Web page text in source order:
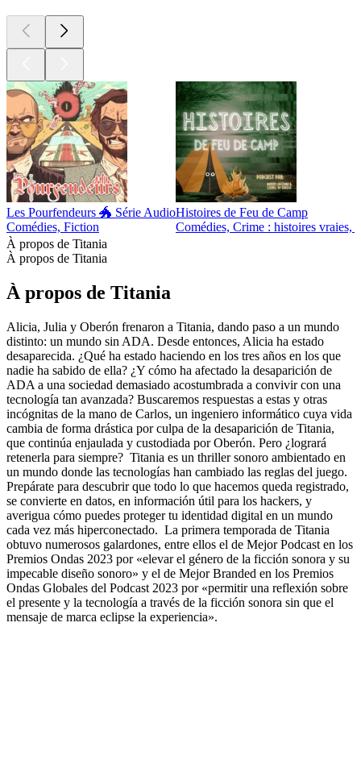
Les Pourfendeurs 🐲 Série Audio
Comédies, Fiction
Histoires de Feu de Camp
Comédies, Crime : histoires vraies,
À propos de Titania
À propos de Titania
À propos de Titania
Alicia, Julia y Oberón frenaron a Titania, dando paso a un mundo
distinto: un mundo sin ADA. Desde entonces, Alicia ha estado
desaparecida. ¿Qué ha estado haciendo en los tres años en los que
nadie ha sabido de ella? ¿Y cómo ha afectado la desaparición de
ADA a una sociedad demasiado acostumbrada a convivir con una
tecnología tan avanzada? Buscaremos respuestas a estas y otras
incógnitas de la mano de Carlos, un ingeniero informático cuya vida
cambia de forma drástica por culpa de la desaparición de Titania,
que continúa enjaulada y custodiada por Oberón. Pero ¿logrará
retenerla para siempre? Titania es un thriller sonoro ambientado en
un mundo donde las tecnologías han cambiado las reglas del juego.
Prepárate para descubrir que todo lo que hacemos queda registrado,
se convierte en datos, en información útil para los hackers, y
averigua cómo puedes proteger tu identidad digital en un mundo
cada vez más hiperconectado. La primera temporada de Titania
obtuvo numerosos galardones, entre ellos el de Mejor Podcast en los
Premios Ondas 2023 por «elevar el género de la ficción sonora y su
impecable diseño sonoro» y el de Mejor Branded en los Premios
Ondas Globales del Podcast 2023 por «permitir una reflexión sobre
el presente y la tecnología a través de la ficción sonora sin que el
mensaje de marca eclipse la experiencia».